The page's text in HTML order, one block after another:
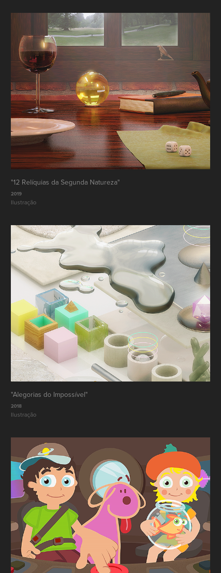
"12 Relíquias da Segunda Natureza"
2019
Ilustração
"Alegorias do Impossível"
2018
Ilustração